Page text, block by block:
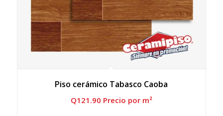
Piso cerámico Tabasco Caoba
Q121.90 Precio por m²